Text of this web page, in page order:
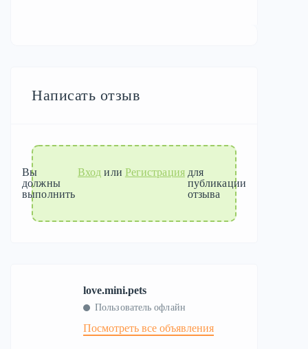
Написать отзыв
Вы
должны
выполнить
Вход или Регистрация для
публикации
отзыва
love.mini.pets
Пользователь офлайн
Посмотреть все объявления